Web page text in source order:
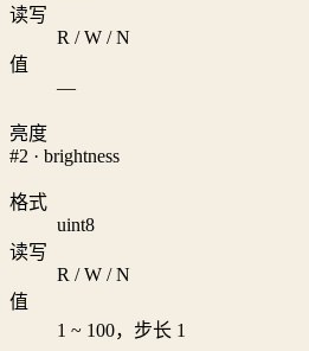
读写
R / W / N
值
—
亮度
#2 · brightness
格式
uint8
读写
R / W / N
值
1 ~ 100，步长 1